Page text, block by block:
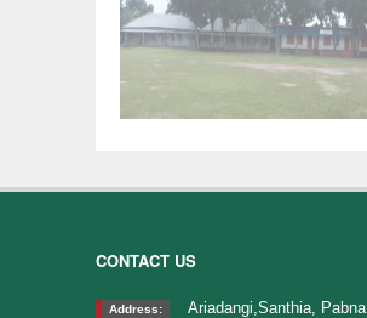
CONTACT US
Address: Ariadangi,Santhia, Pabna